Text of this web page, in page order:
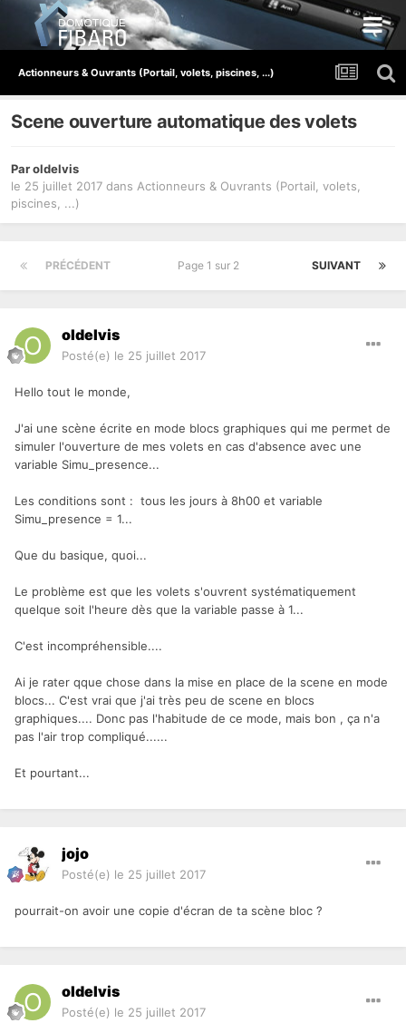
Actionneurs & Ouvrants (Portail, volets, piscines, ...)
Scene ouverture automatique des volets
Paroldelvis
le 25 juillet 2017 dans Actionneurs & Ouvrants (Portail, volets,
piscines, ...)
PRÉCÉDENT SUIVANT
Page 1 sur 2
oldelvis
Posté(e) le 25 juillet 2017
Hello tout le monde,
J'ai une scène écrite en mode blocs graphiques qui me permet de
simuler l'ouverture de mes volets en cas d'absence avec une
variable Simu_presence...
Les conditions sont : tous les jours à 8h00 et variable
Simu_presence = 1...
Que du basique, quoi...
Le problème est que les volets s'ouvrent systématiquement
quelque soit l'heure dès que la variable passe à 1...
C'est incompréhensible....
Ai je rater qque chose dans la mise en place de la scene en mode
blocs... C'est vrai que j'ai très peu de scene en blocs
graphiques.... Donc pas l'habitude de ce mode, mais bon , ça n'a
pas l'air trop compliqué......
Et pourtant...
jojo
Posté(e) le 25 juillet 2017
pourrait-on avoir une copie d'écran de ta scène bloc ?
oldelvis
Posté(e) le 25 juillet 2017